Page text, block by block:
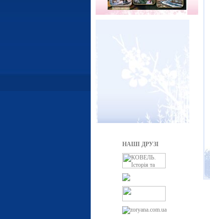
НАШІ ДРУЗІ